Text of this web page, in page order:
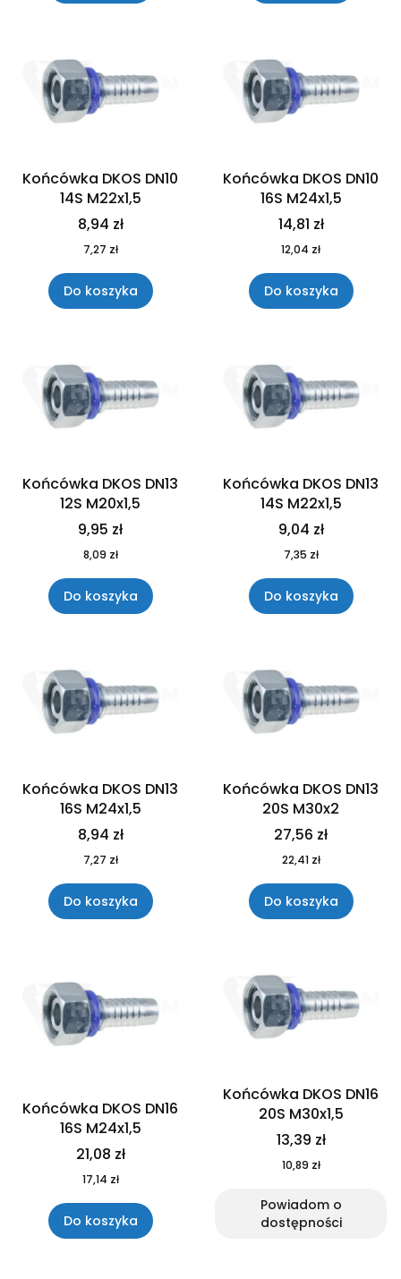
Końcówka DKOS DN10
14S M22x1,5
8,94 zł
7,27 zł
Do koszyka
Końcówka DKOS DN10
16S M24x1,5
14,81 zł
12,04 zł
Do koszyka
Końcówka DKOS DN13
12S M20x1,5
9,95 zł
8,09 zł
Do koszyka
Końcówka DKOS DN13
14S M22x1,5
9,04 zł
7,35 zł
Do koszyka
Końcówka DKOS DN13
16S M24x1,5
8,94 zł
7,27 zł
Do koszyka
Końcówka DKOS DN13
20S M30x2
27,56 zł
22,41 zł
Do koszyka
Końcówka DKOS DN16
16S M24x1,5
21,08 zł
17,14 zł
Do koszyka
Końcówka DKOS DN16
20S M30x1,5
13,39 zł
10,89 zł
Powiadom o
dostępności